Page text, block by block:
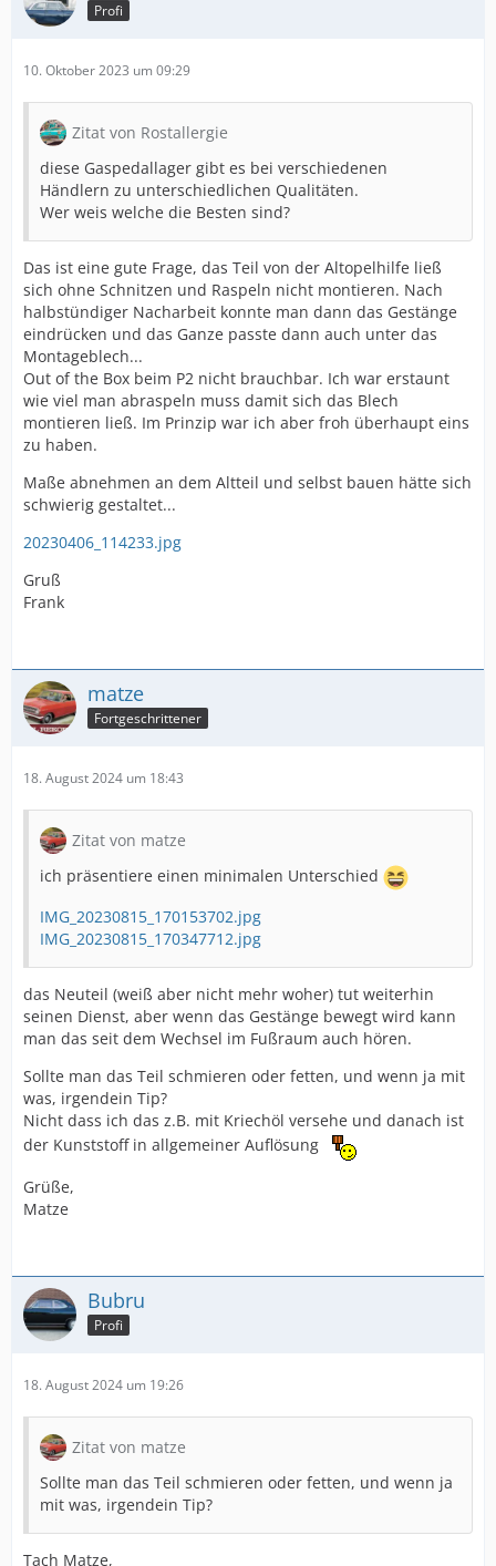
Profi
10. Oktober 2023 um 09:29
Zitat von Rostallergie
diese Gaspedallager gibt es bei verschiedenen
Händlern zu unterschiedlichen Qualitäten.
Wer weis welche die Besten sind?
Das ist eine gute Frage, das Teil von der Altopelhilfe ließ
sich ohne Schnitzen und Raspeln nicht montieren. Nach
halbstündiger Nacharbeit konnte man dann das Gestänge
eindrücken und das Ganze passte dann auch unter das
Montageblech...
Out of the Box beim P2 nicht brauchbar. Ich war erstaunt
wie viel man abraspeln muss damit sich das Blech
montieren ließ. Im Prinzip war ich aber froh überhaupt eins
zu haben.
Maße abnehmen an dem Altteil und selbst bauen hätte sich
schwierig gestaltet...
20230406_114233.jpg
Gruß
Frank
matze
Fortgeschrittener
18. August 2024 um 18:43
Zitat von matze
ich präsentiere einen minimalen Unterschied
IMG_20230815_170153702.jpg
IMG_20230815_170347712.jpg
das Neuteil (weiß aber nicht mehr woher) tut weiterhin
seinen Dienst, aber wenn das Gestänge bewegt wird kann
man das seit dem Wechsel im Fußraum auch hören.
Sollte man das Teil schmieren oder fetten, und wenn ja mit
was, irgendein Tip?
Nicht dass ich das z.B. mit Kriechöl versehe und danach ist
der Kunststoff in allgemeiner Auflösung
Grüße,
Matze
Bubru
Profi
18. August 2024 um 19:26
Zitat von matze
Sollte man das Teil schmieren oder fetten, und wenn ja
mit was, irgendein Tip?
Tach Matze,